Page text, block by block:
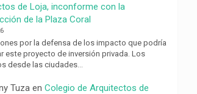
de Loja, inconforme con la
de la Plaza Coral
por la defensa de los impacto que podría
este proyecto de inversión privada. Los
desde las ciudades…
Tuza enColegio de Arquitectos de